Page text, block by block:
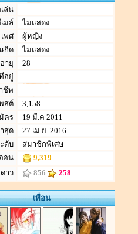
ล่น
มล์
ไม่แสดง
เพศ
ผู้หญิง
กิด
ไม่แสดง
อายุ
28
อยู่
ชีพ
สต์
3,158
คร
19 มี.ค 2011
สุด
27 เม.ย. 2016
ดับ
สมาชิกพิเศษ
อน
9,319
ดาว
856 258
เพื่อน